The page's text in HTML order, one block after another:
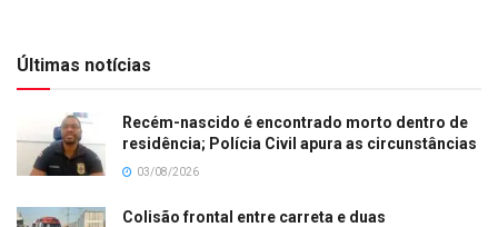
Últimas notícias
Recém-nascido é encontrado morto dentro de
residência; Polícia Civil apura as circunstâncias
03/08/2026
Colisão frontal entre carreta e duas